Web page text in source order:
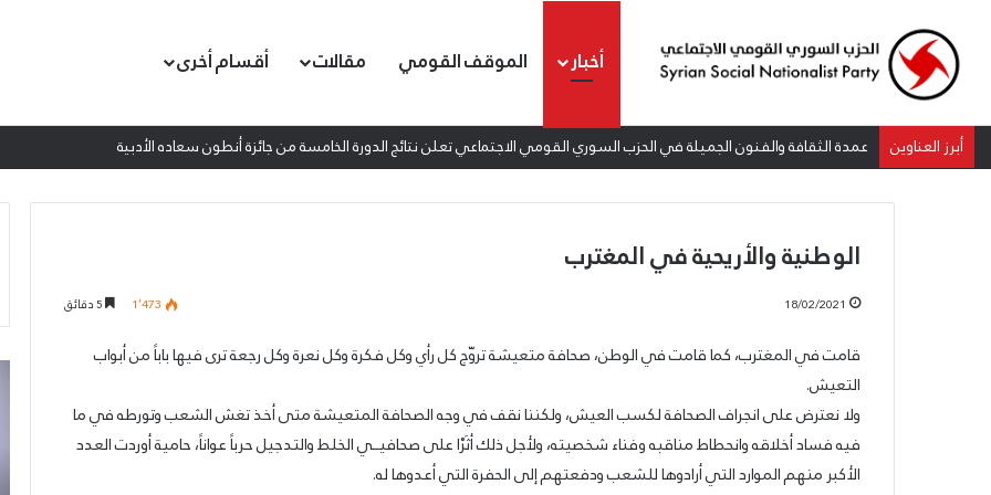
أخبار الموقف القومي مقالات أقسام أخرى
أبرز العناوين عمدة الثقافة والفنون الجميلة في الحزب السوري القومي الاجتماعي تعلن نتائج الدورة الخامسة من جائزة أنطون سعاده الأدبية
الوطنية والأريحية في المغترب
18/02/2021 1٬473
قامت في المغترب، كما قامت في الوطن، صحافة متعيشة تروّج كل رأي وكل فكرة وكل نعرة وكل رجعة ترى فيها باباً من أبواب
التعيش.
ولا نعترض على انجراف الصحافة لكسب العيش، ولكننا نقف في وجه الصحافة المتعيشة متى أخذ تغش الشعب وتورطه في ما
فيه فساد أخلاقه وانحطاط مناقبه وفناء شخصيته، ولأجل ذلك أثَرْا على صحافيــي الخلط والتدجيل حرباً عواناً، حامية أوردت العدد
الأكبر منهم الموارد التي أرادوها للشعب ودفعتهم إلى الحفرة التي أعدوها له.
عمدة
الثقافة
والفنون
الجميلة
الحزب
إطلاق
الحقوقي
القومي
لمقاومة
التطبيع